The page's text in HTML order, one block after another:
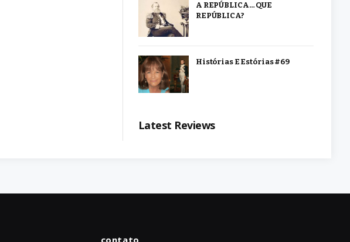
A REPÚBLICA… QUE
REPÚBLICA?
Histórias E Estórias #69
Latest Reviews
contato